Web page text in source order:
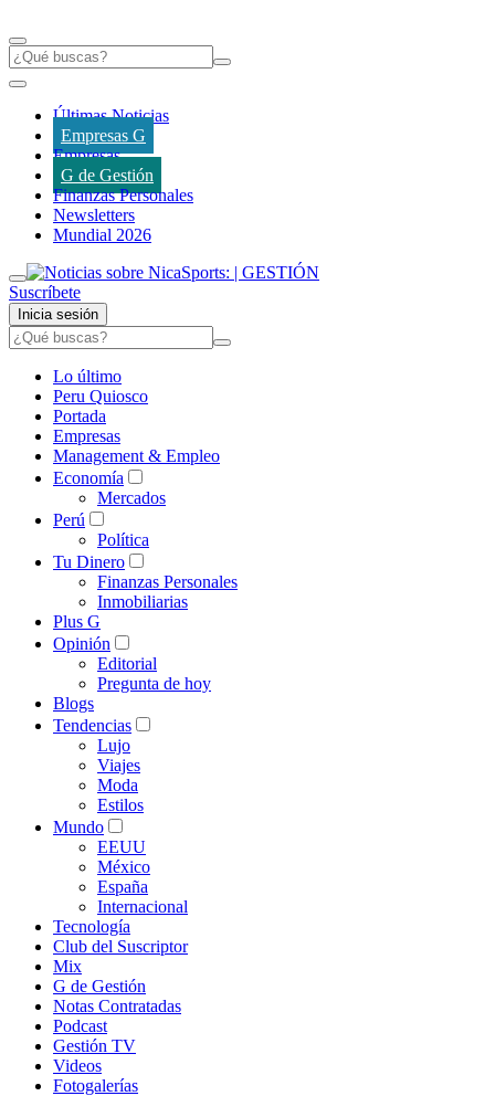
Últimas Noticias
Empresas G
Empresas
G de Gestión
Finanzas Personales
Newsletters
Mundial 2026
Suscríbete
Inicia sesión
Lo último
Peru Quiosco
Portada
Empresas
Management & Empleo
Economía
Mercados
Perú
Política
Tu Dinero
Finanzas Personales
Inmobiliarias
Plus G
Opinión
Editorial
Pregunta de hoy
Blogs
Tendencias
Lujo
Viajes
Moda
Estilos
Mundo
EEUU
México
España
Internacional
Tecnología
Club del Suscriptor
Mix
G de Gestión
Notas Contratadas
Podcast
Gestión TV
Videos
Fotogalerías